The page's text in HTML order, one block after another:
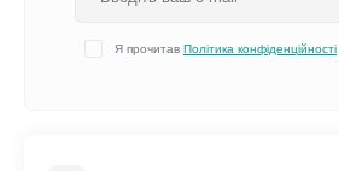
Я прочитав Політика конфіденційності